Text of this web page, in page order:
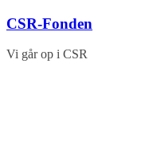
Skip
content
CSR-Fonden
Vi går op i CSR